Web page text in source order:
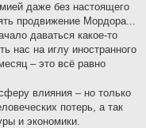
даже без настоящего
продвижение Мордора...
даваться какое-то
нас на иглу иностранного
– это всё равно
влияния – но только
потерь, а так
и экономики.